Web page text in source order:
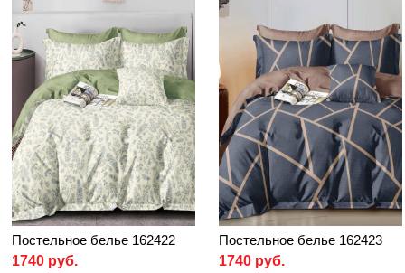
Постельное белье 162422
1740 руб.
Постельное белье 162423
1740 руб.